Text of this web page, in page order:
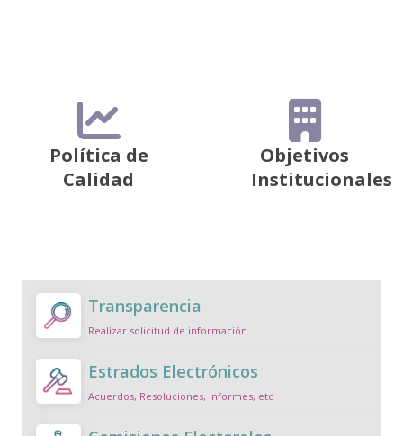
Política de
Calidad
Objetivos
Institucionales
Transparencia
Realizar solicitud de información
Estrados Electrónicos
Acuerdos, Resoluciones, Informes, etc